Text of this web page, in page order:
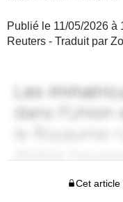
Publié le 11/05/2026 à
Reuters - Traduit par
Cet